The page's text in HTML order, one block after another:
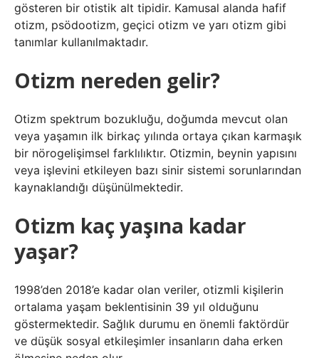
gösteren bir otistik alt tipidir. Kamusal alanda hafif
otizm, psödootizm, geçici otizm ve yarı otizm gibi
tanımlar kullanılmaktadır.
Otizm nereden gelir?
Otizm spektrum bozukluğu, doğumda mevcut olan
veya yaşamın ilk birkaç yılında ortaya çıkan karmaşık
bir nörogelişimsel farklılıktır. Otizmin, beynin yapısını
veya işlevini etkileyen bazı sinir sistemi sorunlarından
kaynaklandığı düşünülmektedir.
Otizm kaç yaşına kadar
yaşar?
1998’den 2018’e kadar olan veriler, otizmli kişilerin
ortalama yaşam beklentisinin 39 yıl olduğunu
göstermektedir. Sağlık durumu en önemli faktördür
ve düşük sosyal etkileşimler insanların daha erken